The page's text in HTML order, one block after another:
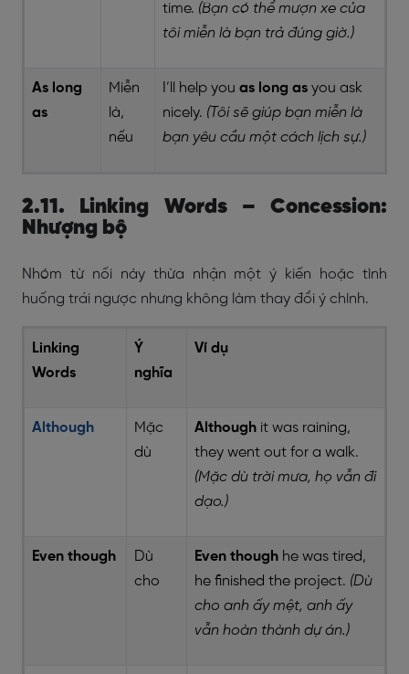
time. (Bạn có thể mượn xe của
tôi miễn là bạn trả đúng giờ.)
As long
as
Miễn
là,
nếu
I’ll help you as long as you ask
nicely. (Tôi sẽ giúp bạn miễn là
bạn yêu cầu một cách lịch sự.)
2.11. Linking Words – Concession:
Nhượng bộ
Nhóm từ nối này thừa nhận một ý kiến hoặc tình
huống trái ngược nhưng không làm thay đổi ý chính.
Linking
Words
Ý
nghĩa
Ví dụ
Although
Mặc
dù
Although it was raining,
they went out for a walk.
(Mặc dù trời mưa, họ vẫn đi
dạo.)
Even though
Dù
cho
Even though he was tired,
he finished the project. (Dù
cho anh ấy mệt, anh ấy
vẫn hoàn thành dự án.)